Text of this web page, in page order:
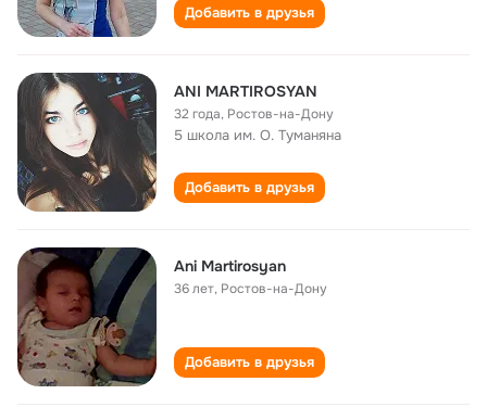
Добавить в друзья
ANI MARTIROSYAN
32 года, Ростов-на-Дону
5 школа им. О. Туманяна
Добавить в друзья
Ani Martirosyan
36 лет, Ростов-на-Дону
Добавить в друзья